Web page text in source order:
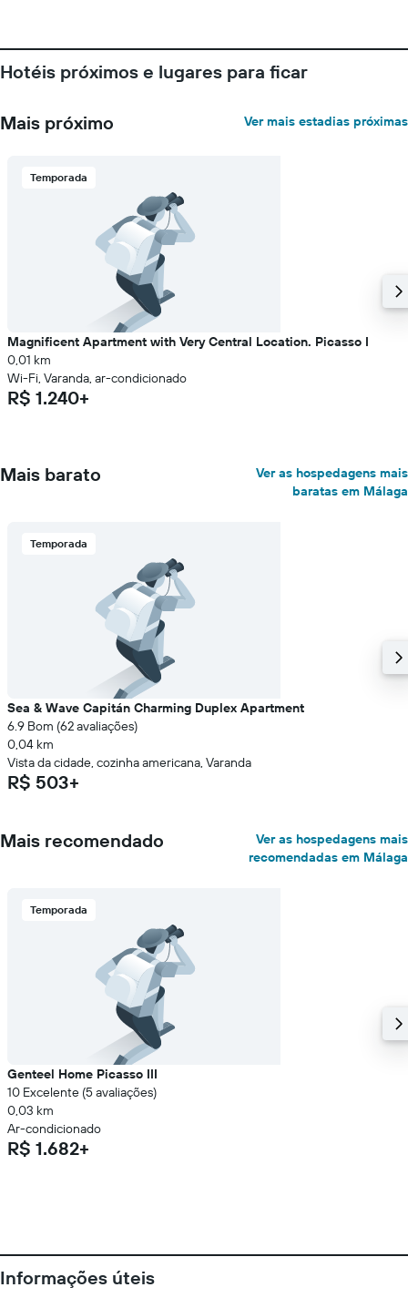
Hotéis próximos e lugares para ficar
Mais próximo Ver mais estadias próximas
Temporada
Magnificent Apartment with Very Central Location. Picasso I
0,01 km
Wi-Fi, Varanda, ar-condicionado
R$ 1.240+
Mais barato
Ver as hospedagens mais
baratas em Málaga
Temporada
Sea & Wave Capitán Charming Duplex Apartment
6.9 Bom (62 avaliações)
0,04 km
Vista da cidade, cozinha americana, Varanda
R$ 503+
Mais recomendado
Ver as hospedagens mais
recomendadas em Málaga
Temporada
Genteel Home Picasso III
10 Excelente (5 avaliações)
0,03 km
Ar-condicionado
R$ 1.682+
Informações úteis